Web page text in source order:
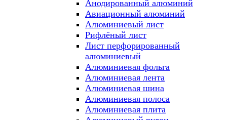
Анодированный алюминий
Авиационный алюминий
Алюминиевый лист
Рифлёный лист
Лист перфорированный
алюминиевый
Алюминиевая фольга
Алюминиевая лента
Алюминиевая шина
Алюминиевая полоса
Алюминиевая плита